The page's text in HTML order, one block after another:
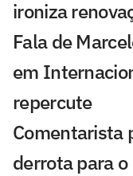
ironiza
Fala de
em
repercute
Comentarista
derrota para